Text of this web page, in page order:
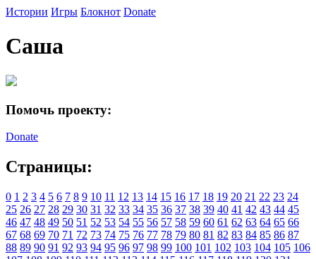
Истории Игры Блокнот Donate
Саша
Помочь проекту:
Donate
Страницы:
0 1 2 3 4 5 6 7 8 9 10 11 12 13 14 15 16 17 18 19 20 21 22 23 24
25 26 27 28 29 30 31 32 33 34 35 36 37 38 39 40 41 42 43 44 45
46 47 48 49 50 51 52 53 54 55 56 57 58 59 60 61 62 63 64 65 66
67 68 69 70 71 72 73 74 75 76 77 78 79 80 81 82 83 84 85 86 87
88 89 90 91 92 93 94 95 96 97 98 99 100 101 102 103 104 105 106